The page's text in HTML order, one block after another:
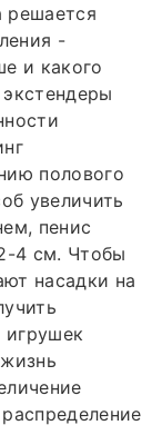
решается
-
и какого
полового
увеличить
пенис
4 см. Чтобы
насадки на